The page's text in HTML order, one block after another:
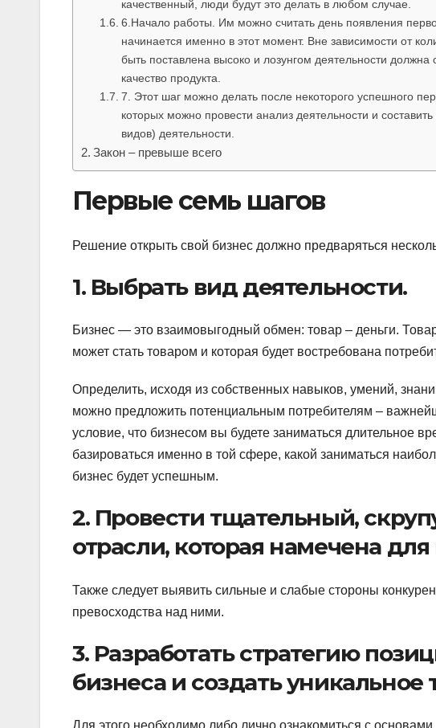
качественный, люди будут это делать в любом случае.
6.Начало работы. Им можно считать день появления
начинается именно в этот момент. Вне зависимости от
быть поставлена высоко и лозунгом деятельности должна
качество продукта.
7. Этот шаг можно делать после некоторого успешного
которых можно провести анализ деятельности и
видов) деятельности.
Закон – превыше всего
Первые семь шагов
Решение открыть свой бизнес должно предваряться
1. Выбрать вид деятельности.
Бизнес — это взаимовыгодный обмен: товар – деньги.
может стать товаром и которая будет востребована
Определить, исходя из собственных навыков, умений,
можно предложить потенциальным потребителям –
условие, что бизнесом вы будете заниматься длительное
базироваться именно в той сфере, какой заниматься
бизнес будет успешным.
2. Провести тщательный,
отрасли, которая намечена
Также следует выявить сильные и слабые стороны
превосходства над ними.
3. Разработать стратегию
бизнеса и создать